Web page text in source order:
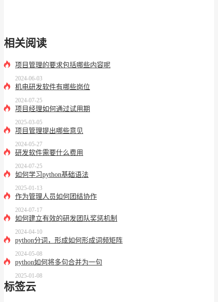
相关阅读
项目管理的要求包括哪些内容呢
2024-06-03
机电研发软件有哪些岗位
2024-07-25
项目经理如何通过试用期
2025-03-05
项目管理提出哪些意见
2024-05-27
研发软件需要什么费用
2024-07-25
如何学习python基础语法
2025-01-13
作为管理人员如何团结协作
2024-07-17
如何建立有效的研发团队奖惩机制
2024-04-10
python分词，形成如何形成词频矩阵
2024-05-08
python如何将多句合并为一句
2025-01-08
标签云